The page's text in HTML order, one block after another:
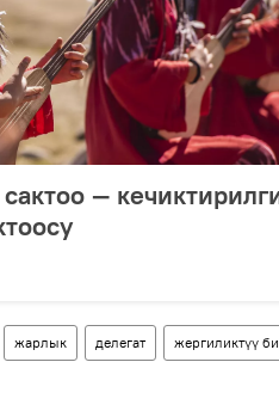
—
жарлык делегат жергиликтүү